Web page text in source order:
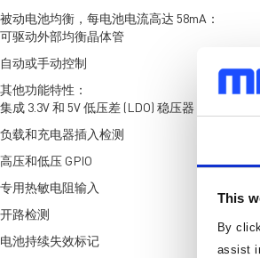
This
By
assist
被动电池均衡，每电池电流高达 58mA：
可驱动外部均衡晶体管
自动或手动控制
其他功能特性：
集成 3.3V 和 5V 低压差 (LDO) 稳压器
负载和充电器插入检测
高压和低压 GPIO
专用热敏电阻输入
开路检测
电池持续失效标记